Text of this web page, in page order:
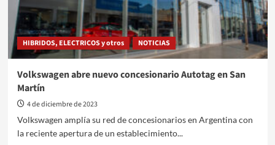
HIBRIDOS, ELECTRICOS y otros NOTICIAS
Volkswagen abre nuevo concesionario Autotag en San
Martín
4 de diciembre de 2023
Volkswagen amplía su red de concesionarios en Argentina con
la reciente apertura de un establecimiento...